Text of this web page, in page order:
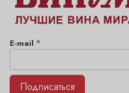
E-mail *
Подписаться